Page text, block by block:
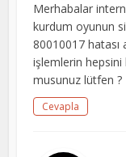
Merhabalar
kurdum oyunun
80010017 hatası
işlemlerin hepsini
musunuz lütfen ?
Cevapla